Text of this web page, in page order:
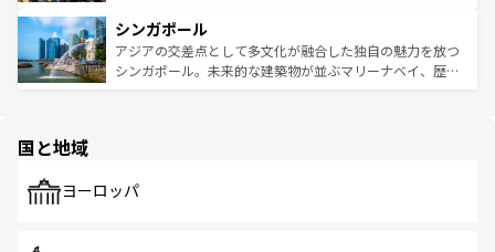
参照してほしい。
激する。気候は一年中温暖で、どの季節にも異なる楽しみ
が待っている。親しみやすいタイの人々、仏教を中心とし
た文化、そして多様な観光資源が、訪れる旅人を魅了し続
み、どこを訪れても感動するはず。観光スポットが密集し
ており、効率よく見どころを回れるのも魅力。息をのむよ
うな絶景から文化的な体験まで、香港を存分に楽しみ尽く
シンガポール
アジアの交差点として多文化が融合した独自の魅力を放つ
シンガポール。未来的な建築物が並ぶマリーナベイ、歴史
で、ホーカーズは地元の風情を楽しめる外せないスポット
国と地域
ヨーロッパ